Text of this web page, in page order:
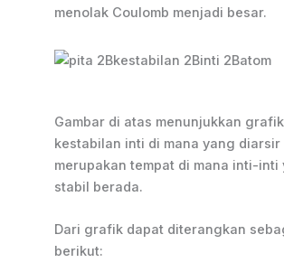
menolak Coulomb menjadi besar.
Gambar di atas menunjukkan grafik
kestabilan inti di mana yang diarsir
merupakan tempat di mana inti-inti
stabil berada.
Dari grafik dapat diterangkan
berikut: